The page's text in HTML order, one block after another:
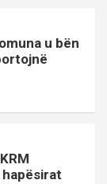
u bën
hapësirat